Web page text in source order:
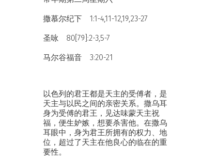
撒慕尔纪下 1:1-4,11-12,19,23-27
圣咏 80[79]:2-3,5-7
马尔谷福音 3:20-21
以色列的君王都是天主的受傅者，是
天主与以民之间的亲密关系。撒乌耳
身为受傅的君王，见达味蒙天主祝
福，便生妒嫉，想要杀害他。在撒乌
耳眼中，身为君王所拥有的权力、地
位，超过了天主在他良心的临在的重
要性。